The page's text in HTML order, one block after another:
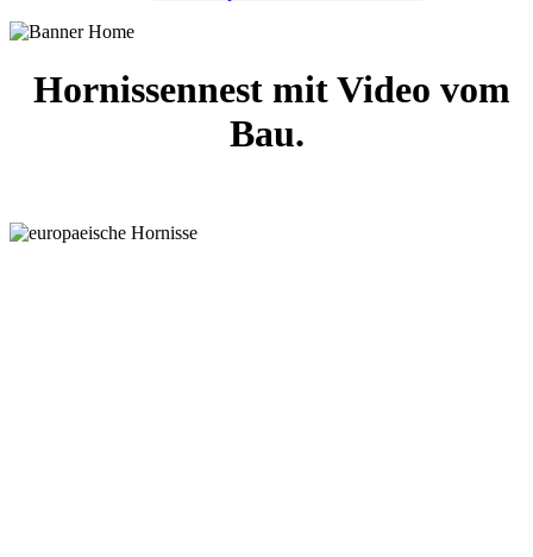
Hornissennest mit Video vom
Bau.